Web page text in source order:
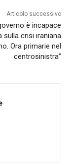
Articolo successivo
è incapace
sulla crisi iraniana
Ora primarie nel
centrosinistra”